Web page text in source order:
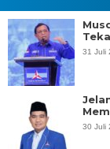
31 Juli
30 Juli